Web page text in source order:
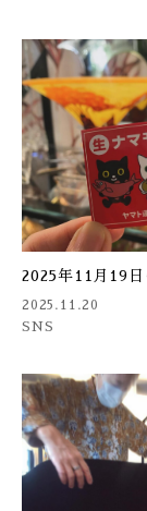
2025年11月19日
2025.11.20
SNS